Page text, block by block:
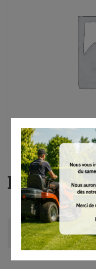
BG 86